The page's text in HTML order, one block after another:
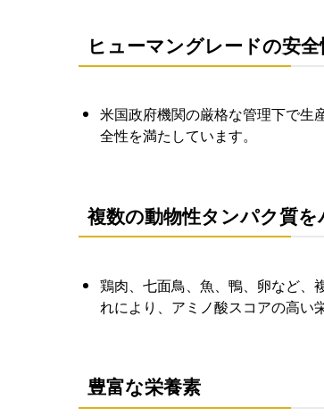
ヒューマングレードの安
米国政府機関の厳格な管理下で生
全性を満たしています。
複数の動物性タンパク質
鶏肉、七面鳥、魚、鴨、卵など、
れにより、アミノ酸スコアの高い
豊富な栄養素